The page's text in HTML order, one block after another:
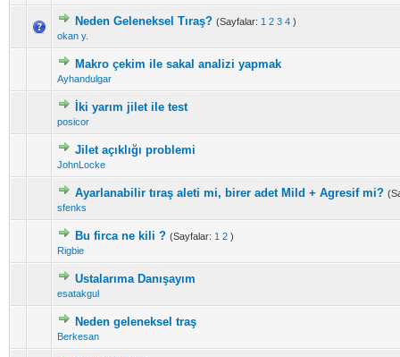
Neden Geleneksel Tıraş? (Sayfalar: 1 2 3 4 )
okan y.
Makro çekim ile sakal analizi yapmak
Ayhandulgar
İki yarım jilet ile test
posicor
Jilet açıklığı problemi
JohnLocke
Ayarlanabilir tıraş aleti mi, birer adet Mild + Agresif mi?
sfenks
Bu firca ne kili ? (Sayfalar: 1 2 )
Rigbie
Ustalarıma Danışayım
esatakgul
Neden geleneksel traş
Berkesan